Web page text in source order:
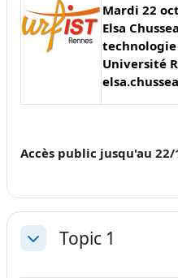
Mardi 22
Elsa
Université
Accès public jusqu'au 22/
ColapsarTopic 1